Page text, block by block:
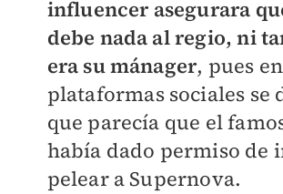
influencer asegurara
debe nada al regio, ni
era su mánager, pues en
plataformas sociales se
que parecía que el
había dado permiso de
pelear a Supernova.